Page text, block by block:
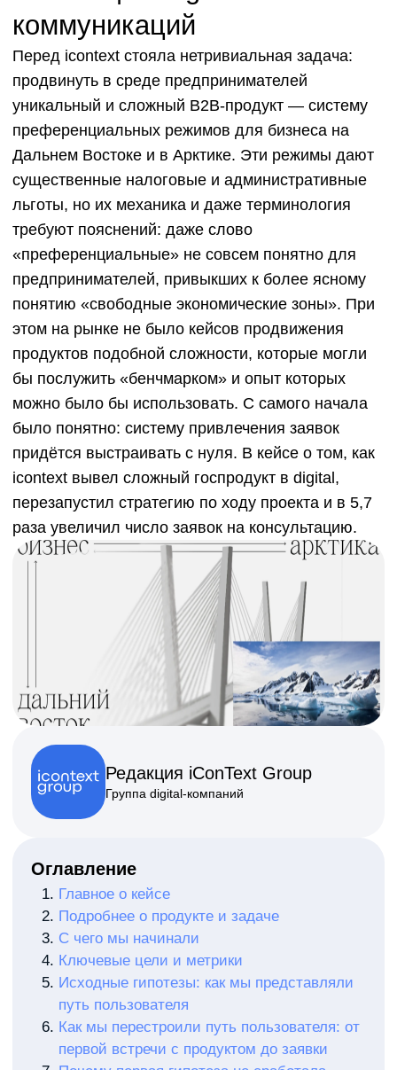
существенные налоговые и административные
льготы, но их механика и даже терминология
требуют пояснений: даже слово
«преференциальные» не совсем понятно для
предпринимателей, привыкших к более ясному
понятию «свободные экономические зоны». При
этом на рынке не было кейсов продвижения
продуктов подобной сложности, которые могли
бы послужить «бенчмарком» и опыт которых
можно было бы использовать. С самого начала
было понятно: систему привлечения заявок
придётся выстраивать с нуля. В кейсе о том, как
icontext вывел сложный госпродукт в digital,
перезапустил стратегию по ходу проекта и в 5,7
раза увеличил число заявок на консультацию.
Редакция iConText Group
Группа digital-компаний
Оглавление
Главное о кейсе
Подробнее о продукте и задаче
С чего мы начинали
Ключевые цели и метрики
Исходные гипотезы: как мы представляли
Как мы перестроили путь пользователя: от
первой встречи с продуктом до заявки
Почему первая гипотеза не сработала
Как мы работали с креативами и языком
Адаптация оффера под конкретную ЦА
Поворотный момент: конференции КРДВ
Ключевые результаты
Главный инсайт и выводы